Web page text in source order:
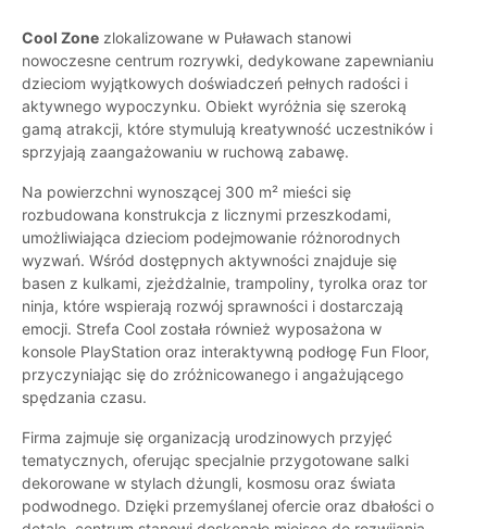
Cool Zone zlokalizowane w Puławach stanowi
nowoczesne centrum rozrywki, dedykowane zapewnianiu
dzieciom wyjątkowych doświadczeń pełnych radości i
aktywnego wypoczynku. Obiekt wyróżnia się szeroką
gamą atrakcji, które stymulują kreatywność uczestników i
sprzyjają zaangażowaniu w ruchową zabawę.
Na powierzchni wynoszącej 300 m² mieści się
rozbudowana konstrukcja z licznymi przeszkodami,
umożliwiająca dzieciom podejmowanie różnorodnych
wyzwań. Wśród dostępnych aktywności znajduje się
basen z kulkami, zjeżdżalnie, trampoliny, tyrolka oraz tor
ninja, które wspierają rozwój sprawności i dostarczają
emocji. Strefa Cool została również wyposażona w
konsole PlayStation oraz interaktywną podłogę Fun Floor,
przyczyniając się do zróżnicowanego i angażującego
spędzania czasu.
Firma zajmuje się organizacją urodzinowych przyjęć
tematycznych, oferując specjalnie przygotowane salki
dekorowane w stylach dżungli, kosmosu oraz świata
podwodnego. Dzięki przemyślanej ofercie oraz dbałości o